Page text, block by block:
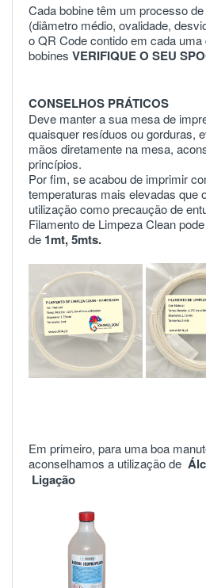
Cada bobine têm um processo
(diâmetro médio, ovalidade,
o QR Code contido em cada uma
bobines VERIFIQUE O SEU
CONSELHOS PRÁTICOS
Deve manter a sua mesa de
quaisquer resíduos ou gorduras,
mãos diretamente na mesa,
princípios.
Por fim, se acabou de imprimir
temperaturas mais elevadas que
utilização como precaução de
Filamento de Limpeza Clean
de 1mt,5mts.
Em primeiro, para uma boa
aconselhamos a utilização de
Ligação